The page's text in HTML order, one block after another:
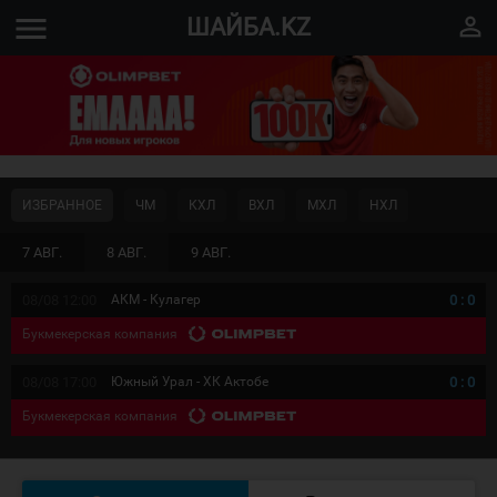
menu ШАЙБА.KZ perm_identity
7 АВГ. 8 АВГ. 9 АВГ.
ИЗБРАННОЕ ЧМ КХЛ ВХЛ МХЛ НХЛ
АКМ - Кулагер 0 : 0
Букмекерская компания
Южный Урал - ХК Актобе 0 : 0
Букмекерская компания